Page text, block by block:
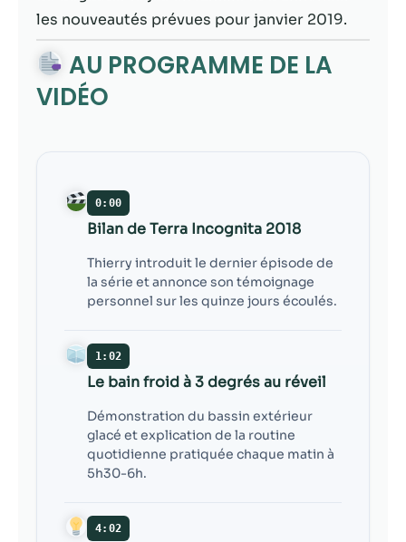
les nouveautés prévues pour janvier 2019.
AU PROGRAMME DE LA
VIDÉO
0:00
Bilan de Terra Incognita 2018
Thierry introduit le dernier épisode de
la série et annonce son témoignage
personnel sur les quinze jours écoulés.
1:02
Le bain froid à 3 degrés au réveil
Démonstration du bassin extérieur
glacé et explication de la routine
quotidienne pratiquée chaque matin à
5h30-6h.
4:02
lorsque vous
visitez notre
augmentez les